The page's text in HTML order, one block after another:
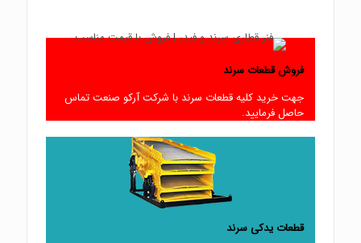
فروش قطعات سرند
جهت خرید کلیه قطعات سرند با شرکت آرکو صنعت تماس
حاصل فرمایید.
قطعات یدکی سرند